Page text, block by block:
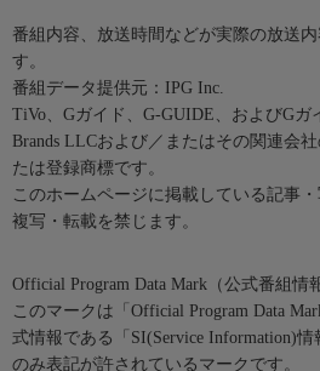
番組内容、放送時間などが実際の放送
す。
番組データ提供元：IPG Inc.
TiVo、Gガイド、G-GUIDE、およびGガ
Brands LLCおよび／またはその関連会
たは登録商標です。
このホームページに掲載している記事
複写・転載を禁じます。
Official Program Data Mark（公式番組情
このマークは「Official Program Data
式情報である「SI(Service Information)
のみ表記が許されているマークです。